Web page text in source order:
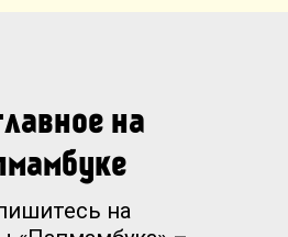
на
на